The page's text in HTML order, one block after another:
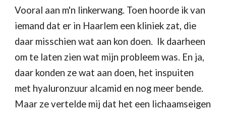
Vooral aan m'n linkerwang. Toen hoorde ik van
iemand dat er in Haarlem een kliniek zat, die
daar misschien wat aan kon doen.  Ik daarheen
om te laten zien wat mijn probleem was. En ja,
daar konden ze wat aan doen, het inspuiten
met hyaluronzuur alcamid en nog meer bende.
Maar ze vertelde mij dat het een lichaamseigen